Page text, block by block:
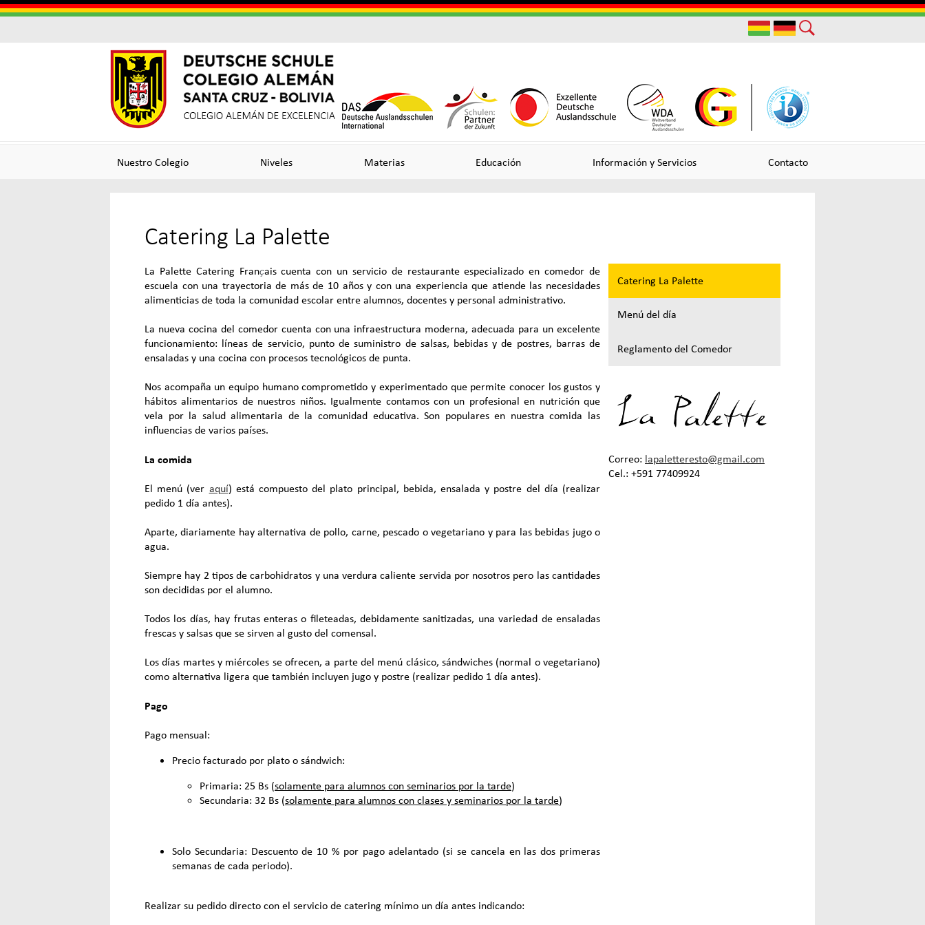
Skip
to
Colegio
Aleman
Cruz
Colegio
Alemán
Excelencia
Links
Nuestro Colegio Niveles Materias Educación Información y Servicios Contacto
Useful
Catering La Palette
La Palette Catering Français cuenta con un servicio de restaurante especializado en comedor de
escuela con una trayectoria de más de 10 años y con una experiencia que atiende las necesidades
alimenticias de toda la comunidad escolar entre alumnos, docentes y personal administrativo.
La nueva cocina del comedor cuenta con una infraestructura moderna, adecuada para un excelente
funcionamiento: líneas de servicio, punto de suministro de salsas, bebidas y de postres, barras de
ensaladas y una cocina con procesos tecnológicos de punta.
Nos acompaña un equipo humano comprometido y experimentado que permite conocer los gustos y
hábitos alimentarios de nuestros niños. Igualmente contamos con un profesional en nutrición que
vela por la salud alimentaria de la comunidad educativa. Son populares en nuestra comida las
influencias de varios países.
La comida
El menú (ver aquí) está compuesto del plato principal, bebida, ensalada y postre del día (realizar
pedido 1 día antes).
Aparte, diariamente hay alternativa de pollo, carne, pescado o vegetariano y para las bebidas jugo o
agua.
Siempre hay 2 tipos de carbohidratos y una verdura caliente servida por nosotros pero las cantidades
son decididas por el alumno.
Todos los días, hay frutas enteras o fileteadas, debidamente sanitizadas, una variedad de ensaladas
frescas y salsas que se sirven al gusto del comensal.
Los días martes y miércoles se ofrecen, a parte del menú clásico, sándwiches (normal o vegetariano)
como alternativa ligera que también incluyen jugo y postre (realizar pedido 1 día antes).
Pago
Pago mensual:
Precio facturado por plato o sándwich:
Primaria: 25 Bs (solamente para alumnos con seminarios por la tarde)
Secundaria: 32 Bs (solamente para alumnos con clases y seminarios por la tarde)
Solo Secundaria: Descuento de 10 % por pago adelantado (si se cancela en las dos primeras
semanas de cada periodo).
Realizar su pedido directo con el servicio de catering mínimo un día antes indicando:
Catering La Palette
Menú del día
Reglamento del Comedor
Correo: lapaletteresto@gmail.com
Cel.: +591 77409924